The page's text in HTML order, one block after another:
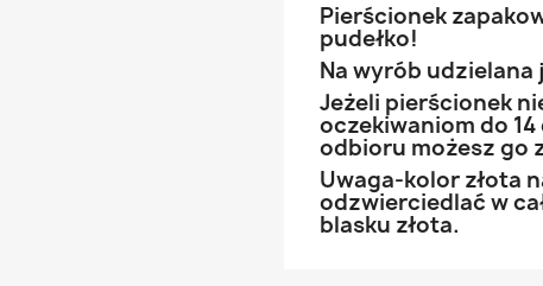
Pierścionek
pudełko!
Na wyrób
Jeżeli pierścionek
oczekiwaniom do
odbioru możesz go
Uwaga-kolor złota
odzwierciedlać w
blasku złota.